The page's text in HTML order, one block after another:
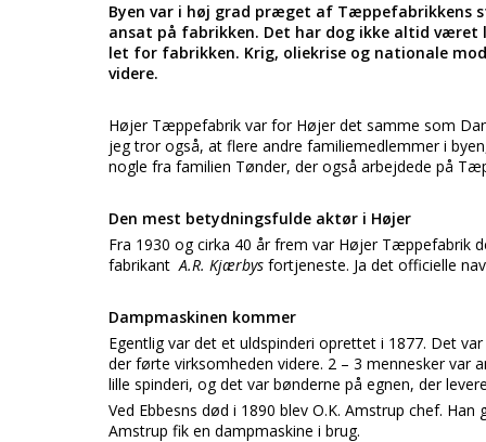
Byen var i høj grad præget af Tæppefabrikkens
ansat på fabrikken. Det har dog ikke altid været
let for fabrikken. Krig, oliekrise og nationale
videre.
Højer Tæppefabrik var for Højer det samme som
jeg tror også, at flere andre familiemedlemmer i
nogle fra familien Tønder, der også arbejdede på
Den mest betydningsfulde aktør i Højer
Fra 1930 og cirka 40 år frem var Højer Tæppefabrik
fabrikantA.R. Kjærbys fortjeneste. Ja det officielle
Dampmaskinen kommer
Egentlig var det et uldspinderi oprettet i 1877. Det var
der førte virksomheden videre. 2 – 3 mennesker var
lille spinderi, og det var bønderne på egnen, der
Ved Ebbesns død i 1890 blev O.K. Amstrup chef.
Amstrup fik en dampmaskine i brug.